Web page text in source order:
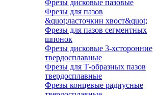
Фрезы дисковые пазовые
Фрезы для пазов
&quot;ласточкин хвост&quot;
Фрезы для пазов сегментных
шпонок
Фрезы дисковые 3-хсторонние
твердосплавные
Фрезы для Т-образных пазов
твердосплавные
Фрезы концевые радиусные